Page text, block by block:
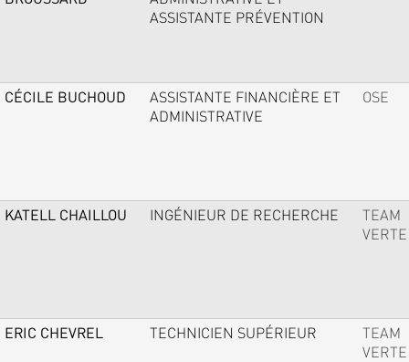
ASSISTANTE PRÉVENTION
CÉCILE BUCHOUD
ASSISTANTE FINANCIÈRE ET
ADMINISTRATIVE
OSE
KATELL CHAILLOU INGÉNIEUR DE RECHERCHE
TEAM
VERTE
ERIC CHEVREL TECHNICIEN SUPÉRIEUR
TEAM
VERTE